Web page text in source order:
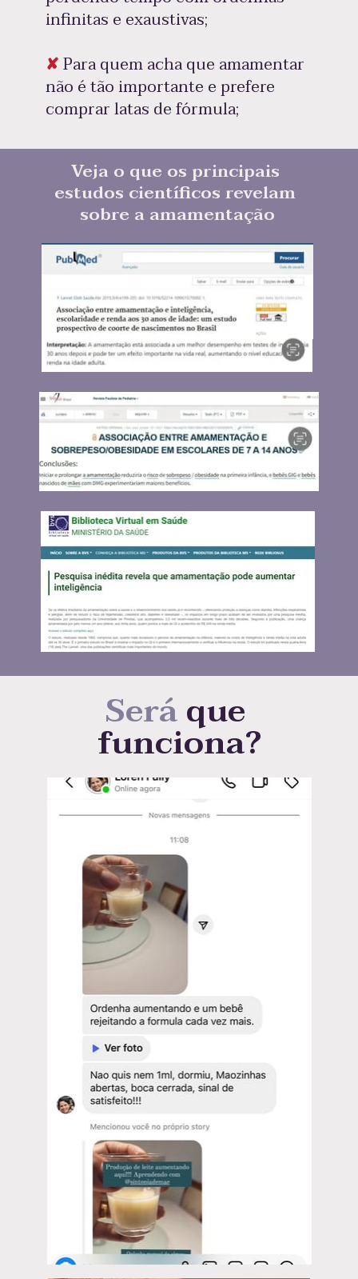
infinitas e exaustivas;
✘ Para quem acha que amamentar
não é tão importante e prefere
comprar latas de fórmula;
Veja o que os principais
estudos científicos revelam
sobre a amamentação
Será que
funciona?